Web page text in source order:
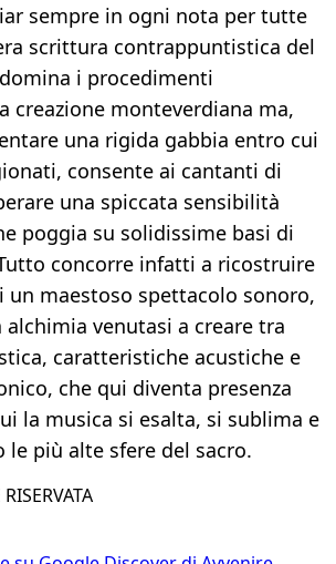
sempre in ogni nota per tutte
scrittura contrappuntistica del
i procedimenti
creazione monteverdiana ma,
una rigida gabbia entro cui
consente ai cantanti di
una spiccata sensibilità
poggia su solidissime basi di
concorre infatti a ricostruire
un maestoso spettacolo sonoro,
alchimia venutasi a creare tra
caratteristiche acustiche e
che qui diventa presenza
la musica si esalta, si sublima e
le più alte sfere del sacro.